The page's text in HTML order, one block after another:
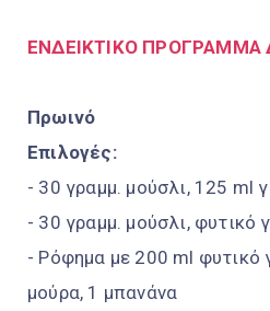
ΕΝΔΕΙΚΤΙΚΟ ΠΡΟΓΡΑΜΜΑ
Πρωινό
Επιλογές:
- 30 γραμμ. μούσλι, 125 ml
- 30 γραμμ. μούσλι, φυτικό
- Ρόφημα με 200 ml φυτικό
μούρα, 1 μπανάνα